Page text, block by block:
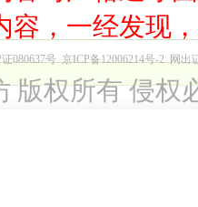
容，一经发现
080637号 京ICP备12006214号-2 网出
版权所有 侵权